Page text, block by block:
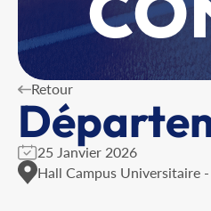
Retour
25 Janvier 2026
Hall Campus Universitaire